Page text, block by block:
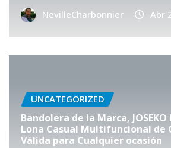
NevilleCharbonnier Abr
UNCATEGORIZED
Bandolera de la Marca,
Lona Casual Multifuncional de
Válida para Cualquier ocasión